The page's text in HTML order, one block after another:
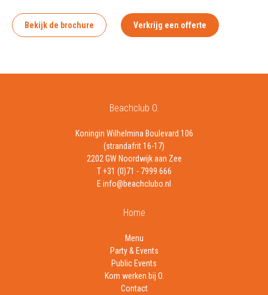
Bekijk de brochure Verkrijg een offerte
Beachclub O.
Koningin Wilhelmina Boulevard 106
(strandafrit 16-17)
2202 GW Noordwijk aan Zee
T +31 (0)71 - 7999 666
E info@beachclubo.nl
Home
Menu
Party & Events
Public Events
Kom werken bij O.
Contact